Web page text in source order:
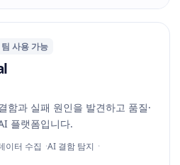
팀 사용 가능
함과 실패 원인을 발견하고 품질·
플랫폼입니다.
이터 수집 AI 결함 탐지